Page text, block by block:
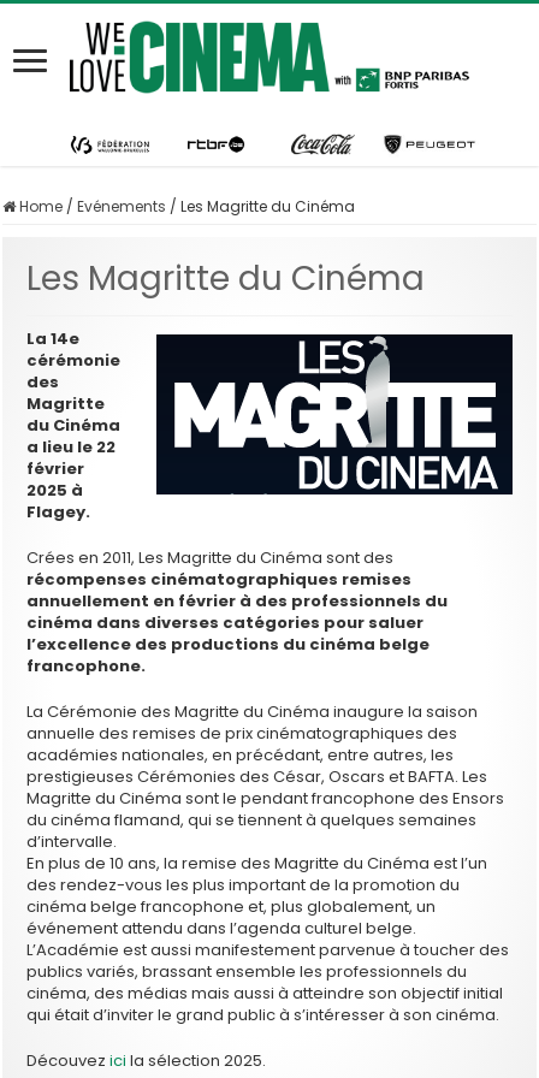
Home / Evénements / Les Magritte du Cinéma
Les Magritte du Cinéma
La 14e
cérémonie
des
Magritte
du Cinéma
a lieu le 22
février
2025 à
Flagey.
Crées en 2011, Les Magritte du Cinéma sont des
récompenses cinématographiques remises
annuellement en février à des professionnels du
cinéma dans diverses catégories pour saluer
l’excellence des productions du cinéma belge
francophone.
La Cérémonie des Magritte du Cinéma inaugure la saison
annuelle des remises de prix cinématographiques des
académies nationales, en précédant, entre autres, les
prestigieuses Cérémonies des César, Oscars et BAFTA. Les
Magritte du Cinéma sont le pendant francophone des Ensors
du cinéma flamand, qui se tiennent à quelques semaines
d’intervalle.
En plus de 10 ans, la remise des Magritte du Cinéma est l’un
des rendez-vous les plus important de la promotion du
cinéma belge francophone et, plus globalement, un
événement attendu dans l’agenda culturel belge.
L’Académie est aussi manifestement parvenue à toucher des
publics variés, brassant ensemble les professionnels du
cinéma, des médias mais aussi à atteindre son objectif initial
qui était d’inviter le grand public à s’intéresser à son cinéma.
Découvezici la sélection 2025.